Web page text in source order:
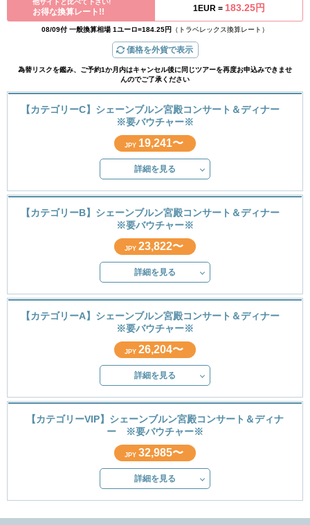
他サイトと比べて下さい!
お得な換算レート!! 1EUR = 183.25円
08/09付 一般換算相場 1ユーロ=184.25円 （トラベレックス換算レート）
価格を外貨で表示
為替リスクを鑑み、ご予約1か月内はキャンセル後に同じツアーを再度お申込みできませ
んのでご了承ください
【カテゴリーC】シェーンブルン宮殿コンサート＆ディナー
※要バウチャー※
JPY 19,241〜
詳細を見る
【カテゴリーB】シェーンブルン宮殿コンサート＆ディナー
※要バウチャー※
JPY 23,822〜
詳細を見る
【カテゴリーA】シェーンブルン宮殿コンサート＆ディナー
※要バウチャー※
JPY 26,204〜
詳細を見る
【カテゴリーVIP】シェーンブルン宮殿コンサート＆ディナ
ー ※要バウチャー※
JPY 32,985〜
詳細を見る